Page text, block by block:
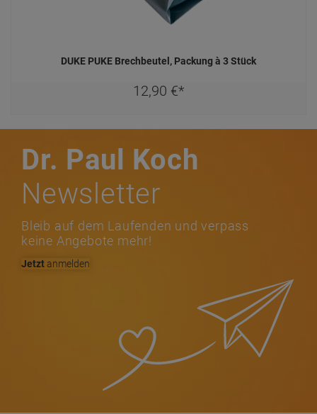
DUKE PUKE Brechbeutel, Packung à 3 Stück
12,90 €*
Dr. Paul Koch
Newsletter
Bleib auf dem Laufenden und verpass
keine Angebote mehr!
Jetztanmelden